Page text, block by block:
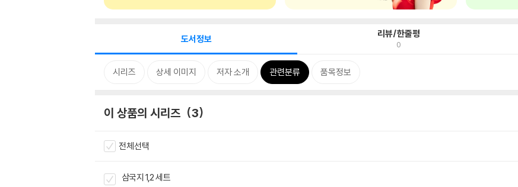
도서정보 리뷰/한줄평
0
시리즈 상세 이미지 저자 소개 관련분류 품목정보
이 상품의 시리즈 3
전체선택
삼국지 1,2 세트